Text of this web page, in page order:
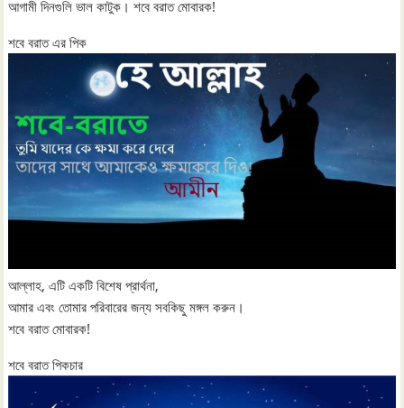
আগামী দিনগুলি ভাল কাটুক। শবে বরাত মোবারক!
শবে বরাত এর পিক
আল্লাহ, এটি একটি বিশেষ প্রার্থনা,
আমার এবং তোমার পরিবারের জন্য সবকিছু মঙ্গল করুন।
শবে বরাত মোবারক!
শবে বরাত পিকচার